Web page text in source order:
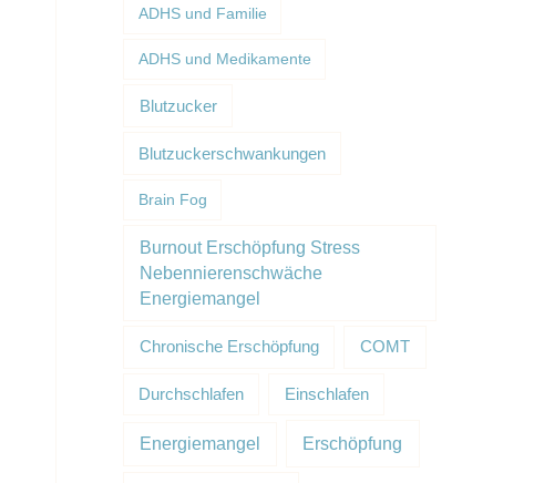
ADHS und Familie
ADHS und Medikamente
Blutzucker
Blutzuckerschwankungen
Brain Fog
Burnout Erschöpfung Stress
Nebennierenschwäche
Energiemangel
Chronische Erschöpfung COMT
Durchschlafen Einschlafen
Energiemangel Erschöpfung